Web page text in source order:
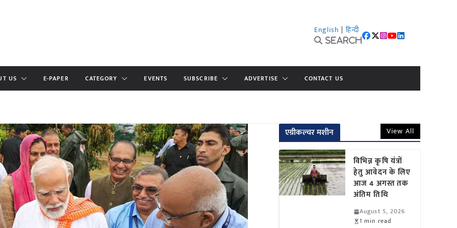
English | हिन्दी
Search
US E-PAPER CATEGORY EVENTS SUBSCRIBE ADVERTISE CONTACT US
एग्रीकल्चर मशीन View All
विभिन्न कृषि यंत्रों
हेतु आवेदन के लिए
आज 4 अगस्त तक
अंतिम तिथि
August 5, 2026
1 min read